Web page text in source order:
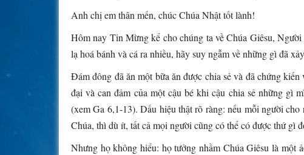
Anh chị em thân mến, chúc Chúa Nhật tốt lành!
Hôm nay Tin Mừng kể cho chúng ta về Chúa Giêsu,
lạ hoá bánh và cá ra nhiều, hãy suy ngẫm về những gì đã
Đám đông đã ăn một bữa ăn được chia sẻ và đã chứng
đại và can đảm của một cậu bé khi cậu chia sẻ những gì
(xem Ga 6,1-13). Dấu hiệu thật rõ ràng: nếu mỗi người
Chúa, thì dù ít, tất cả mọi người cũng có thể có được thứ gì
Nhưng họ không hiểu: họ tưởng nhầm Chúa Giêsu là